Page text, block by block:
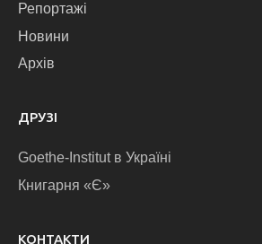
Репортажі
Новини
Архів
ДРУЗІ
Goethe-Institut в Україні
Книгарня «Є»
КОНТАКТИ